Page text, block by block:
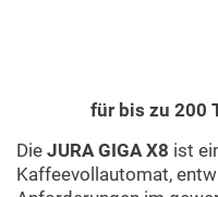
für bis zu 200
Die JURA GIGA X8 ist
Kaffeevollautomat,